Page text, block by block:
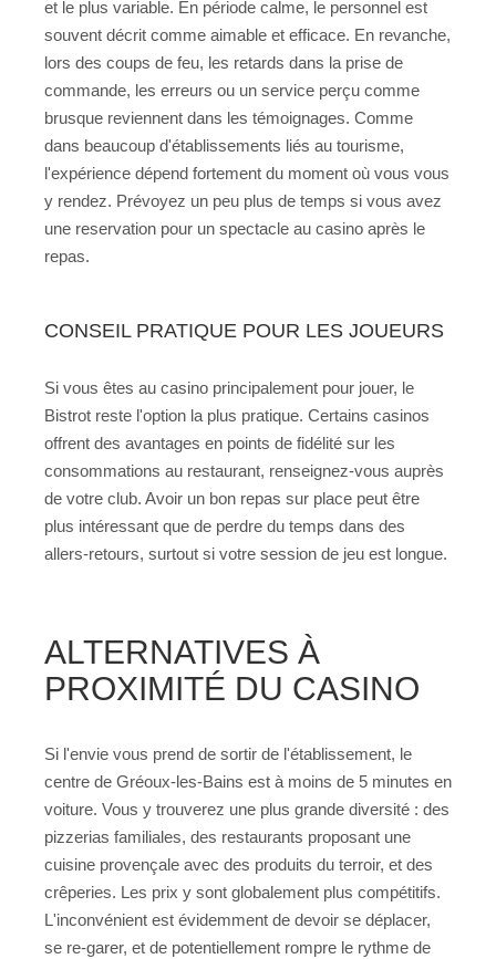
et le plus variable. En période calme, le personnel est
souvent décrit comme aimable et efficace. En revanche,
lors des coups de feu, les retards dans la prise de
commande, les erreurs ou un service perçu comme
brusque reviennent dans les témoignages. Comme
dans beaucoup d'établissements liés au tourisme,
l'expérience dépend fortement du moment où vous vous
y rendez. Prévoyez un peu plus de temps si vous avez
une reservation pour un spectacle au casino après le
repas.
CONSEIL PRATIQUE POUR LES JOUEURS
Si vous êtes au casino principalement pour jouer, le
Bistrot reste l'option la plus pratique. Certains casinos
offrent des avantages en points de fidélité sur les
consommations au restaurant, renseignez-vous auprès
de votre club. Avoir un bon repas sur place peut être
plus intéressant que de perdre du temps dans des
allers-retours, surtout si votre session de jeu est longue.
ALTERNATIVES À
PROXIMITÉ DU CASINO
Si l'envie vous prend de sortir de l'établissement, le
centre de Gréoux-les-Bains est à moins de 5 minutes en
voiture. Vous y trouverez une plus grande diversité : des
pizzerias familiales, des restaurants proposant une
cuisine provençale avec des produits du terroir, et des
crêperies. Les prix y sont globalement plus compétitifs.
L'inconvénient est évidemment de devoir se déplacer,
se re-garer, et de potentiellement rompre le rythme de